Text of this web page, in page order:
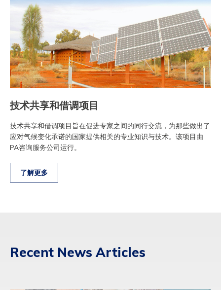
技术共享和借调项目
技术共享和借调项目旨在促进专家之间的同行交流，为那些做出了
应对气候变化承诺的国家提供相关的专业知识与技术。该项目由
PA咨询服务公司运行。
了解更多
Recent News Articles